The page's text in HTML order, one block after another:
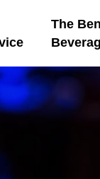
The